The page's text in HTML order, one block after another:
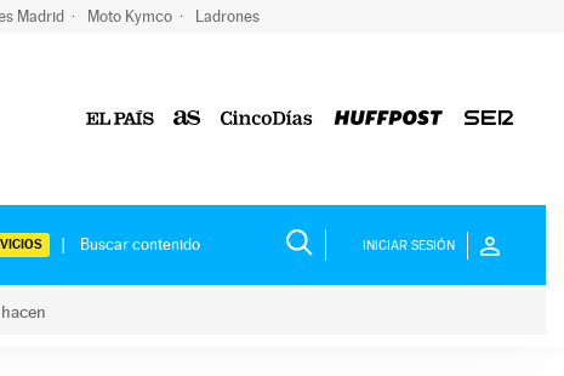
Madrid Moto Kymco Ladrones
INICIAR SESIÓN